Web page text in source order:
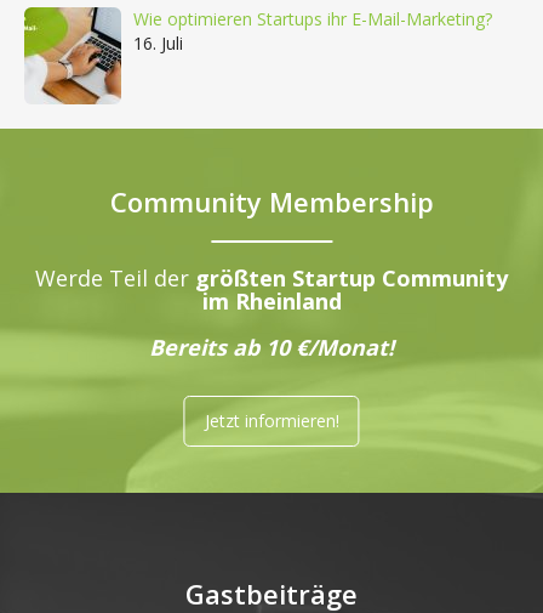
Wie optimieren Startups ihr E-Mail-Marketing?
16. Juli
Community Membership
Werde Teil der größten Startup Community
im Rheinland
Bereits ab 10 €/Monat!
Jetzt informieren!
Gastbeiträge